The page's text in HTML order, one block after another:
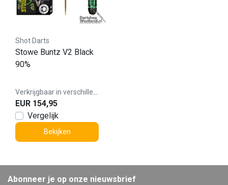
Shot Darts
Stowe Buntz V2 Black
90%
EUR 154,95
Vergelijk
Bekijken
Abonneer je op onze nieuwsbrief